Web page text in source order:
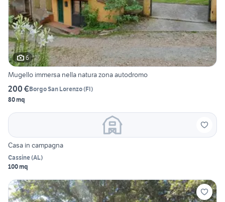
6
Mugello immersa nella natura zona autodromo
200 €Borgo San Lorenzo(FI)
80 mq
Casa in campagna
Cassine(AL)
100 mq